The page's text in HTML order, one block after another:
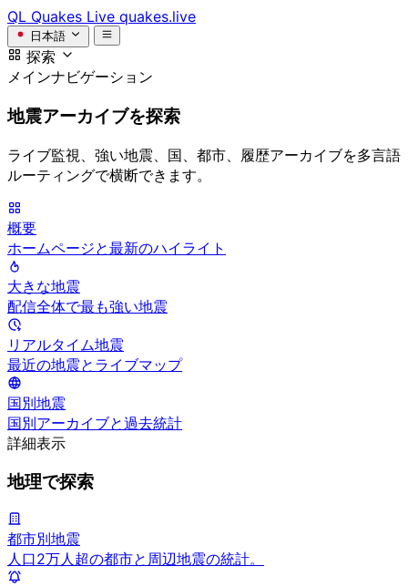
QL Quakes Live quakes.live
日本語
探索
メインナビゲーション
地震アーカイブを探索
ライブ監視、強い地震、国、都市、履歴アーカイブを多言語
ルーティングで横断できます。
概要
ホームページと最新のハイライト
大きな地震
配信全体で最も強い地震
リアルタイム地震
最近の地震とライブマップ
国別地震
国別アーカイブと過去統計
詳細表示
地理で探索
都市別地震
人口2万人超の都市と周辺地震の統計。